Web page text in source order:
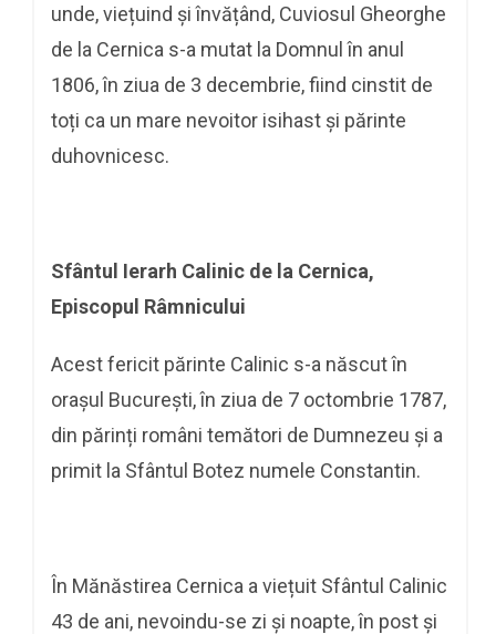
unde, viețuind și învățând, Cuviosul Gheorghe
de la Cernica s-a mutat la Domnul în anul
1806, în ziua de 3 decembrie, fiind cinstit de
toți ca un mare nevoitor isihast și părinte
duhovnicesc.
Sfântul Ierarh Calinic de la Cernica,
Episcopul Râmnicului
Acest fericit părinte Calinic s-a născut în
orașul București, în ziua de 7 octombrie 1787,
din părinți români temători de Dumnezeu și a
primit la Sfântul Botez numele Constantin.
În Mănăstirea Cernica a viețuit Sfântul Calinic
43 de ani, nevoindu-se zi și noapte, în post și